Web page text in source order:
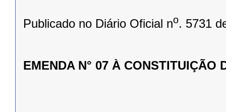
Publicado no Diário Oficial no. 5731
EMENDA N° 07 À CONSTITUIÇÃO